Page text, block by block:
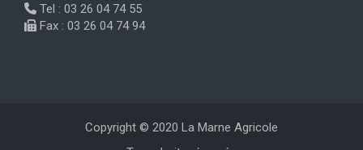
Tel : 03 26 04 74 55
Fax : 03 26 04 74 94
Copyright © 2020 La Marne Agricole